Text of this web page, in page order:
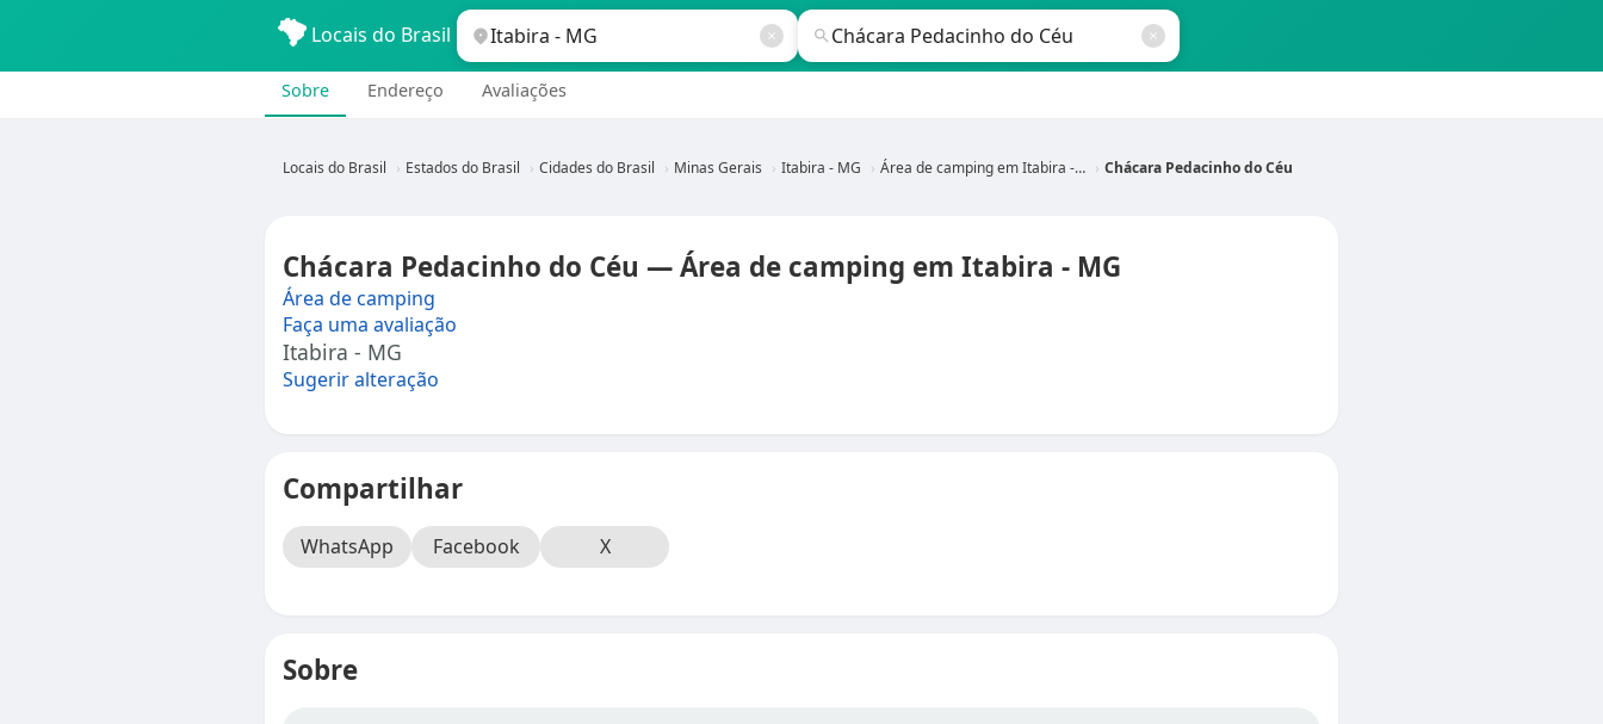
Locais do Brasil
Sobre Endereço Avaliações
Locais do Brasil Estados do Brasil Cidades do Brasil Minas Gerais Itabira - MG Área de camping em Itabira - MG Chácara Pedacinho do Céu
Chácara Pedacinho do Céu — Área de camping em Itabira - MG
Área de camping
Faça uma avaliação
Itabira - MG
Sugerir alteração
Compartilhar
WhatsApp Facebook X
Sobre